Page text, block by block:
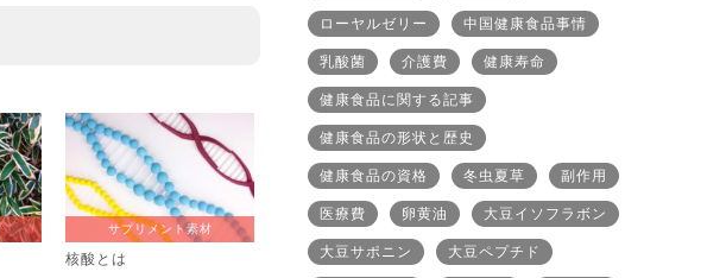
サプリメント素材
核酸とは
ローヤルゼリー 中国健康食品事情
乳酸菌 介護費 健康寿命
健康食品に関する記事
健康食品の形状と歴史
健康食品の資格 冬虫夏草 副作用
医療費 卵黄油 大豆イソフラボン
大豆サポニン 大豆ペプチド